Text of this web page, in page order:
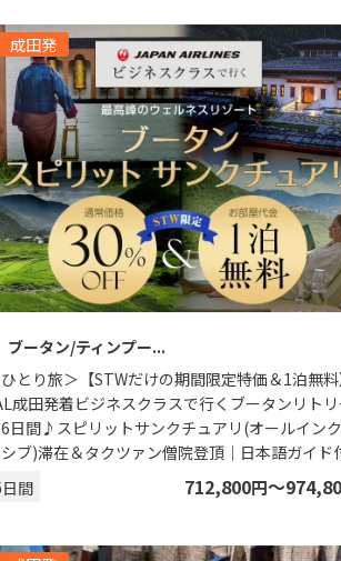
成田発
ブータン/ティンプー
とり旅＞【STWだけの期間限定特価＆1泊無料
成田発着ビジネスクラスで行くブータンリト
日間♪スピリットサンクチュアリ(オールイン
ブ)滞在＆タクツァン僧院登頂｜日本語ガイド
日間 712,800円〜